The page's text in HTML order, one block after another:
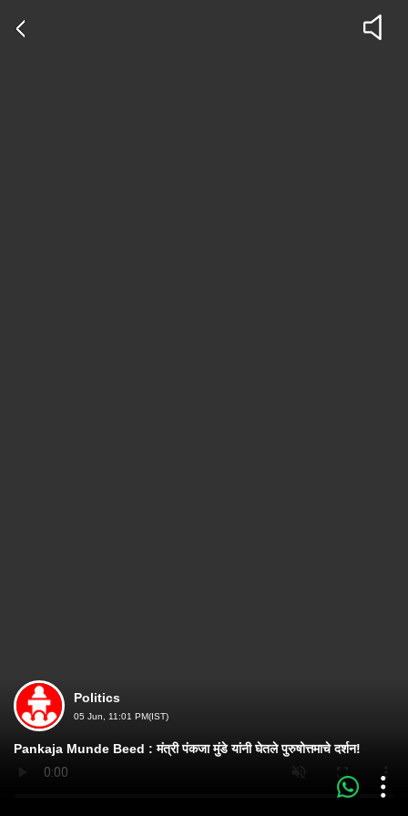
Politics
05 Jun, 11:01 PM(IST)
Pankaja Munde Beed : मंत्री पंकजा मुंडे यांनी घेतले पुरुषोत्तमाचे दर्शन!